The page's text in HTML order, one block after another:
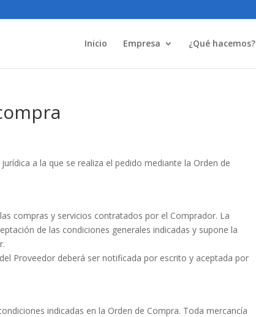
Inicio Empresa ¿Qué hacemos?
a la que se realiza el pedido mediante la Orden de
compras y servicios contratados por el Comprador. La
de las condiciones generales indicadas y supone la
Proveedor deberá ser notificada por escrito y aceptada por
indicadas en la Orden de Compra. Toda mercancía